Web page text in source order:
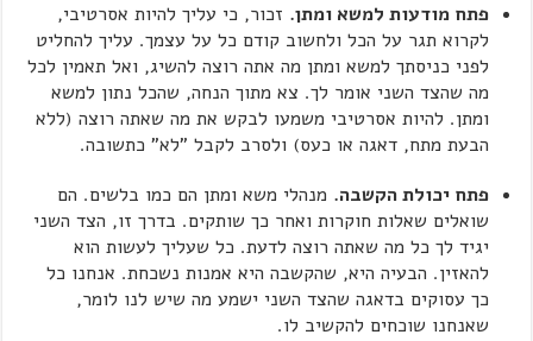
פתח מודעות למשא ומתן. זכור, כי עליך להיות אסרטיבי,
לקרוא תגר על הכל ולחשוב קודם כל על עצמך. עליך להחליט
לפני כניסתך למשא ומתן מה אתה רוצה להשיג, ואל תאמין לכל
מה שהצד השני אומר לך. צא מתוך הנחה, שהכל נתון למשא
ומתן. להיות אסרטיבי משמעו לבקש את מה שאתה רוצה (ללא
הבעת מתח, דאגה או כעס) ולסרב לקבל "לא" כתשובה.
פתח יכולת הקשבה. מנהלי משא ומתן הם כמו בלשים. הם
שואלים שאלות חוקרות ואחר כך שותקים. בדרך זו, הצד השני
יגיד לך כל מה שאתה רוצה לדעת. כל שעליך לעשות הוא
להאזין. הבעיה היא, שהקשבה היא אמנות נשכחת. אנחנו כל
כך עסוקים בדאגה שהצד השני ישמע מה שיש לנו לומר,
שאנחנו שוכחים להקשיב לו.